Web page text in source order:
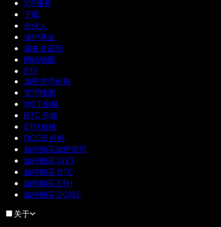
VIP服务
下载
合伙人
保护基金
储备金证明
网站地图
ETF
加密货币价格
货币预测
WXT 价格
BTC 价格
ETH 价格
DOGE 价格
如何购买加密货币
如何购买 WXT
如何购买 BTC
如何购买 ETH
如何购买 DOGE
关于